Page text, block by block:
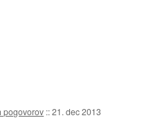
pogovorov ::21. dec 2013